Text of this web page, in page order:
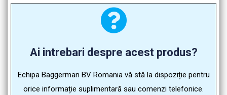
Ai intrebari despre acest produs?
Echipa Baggerman BV Romania vă stă la dispoziție pentru
orice informație suplimentară sau comenzi telefonice.